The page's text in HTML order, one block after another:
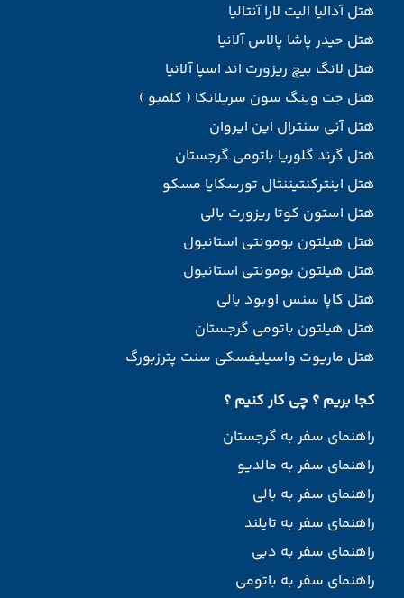
هتل آدالیا الیت لارا آنتالیا
هتل حیدر پاشا پالاس آلانیا
هتل لانگ بیچ ریزورت اند اسپا آلانیا
هتل جت وینگ سون سریلانکا ( کلمبو )
هتل آنی سنترال این ایروان
هتل گرند گلوریا باتومی گرجستان
هتل اینترکنتیننتال تورسکایا مسکو
هتل استون کوتا ریزورت بالی
هتل هیلتون بومونتی استانبول
هتل هیلتون بومونتی استانبول
هتل کاپا سنس اوبود بالی
هتل هیلتون باتومی گرجستان
هتل ماریوت واسیلیفسکی سنت پترزبورگ
کجا بریم ؟ چی کار کنیم ؟
راهنمای سفر به گرجستان
راهنمای سفر به مالدیو
راهنمای سفر به بالی
راهنمای سفر به تایلند
راهنمای سفر به دبی
راهنمای سفر به باتومی